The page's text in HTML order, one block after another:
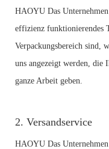
HAOYU Das
effizienz funktionierendes
Verpackungsbereich sind,
uns angezeigt werden, die
ganze Arbeit geben.
2. Versandservice
HAOYU Das